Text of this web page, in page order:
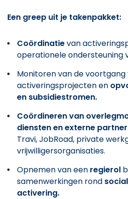
Een greep uit je takenpakket:
Coördinatievan
operationele ondersteuning
Monitoren van de voortgang
activeringsprojecten en
en subsidiestromen.
Coördineren van
diensten en externe
Travi, JobRoad, private
vrijwilligersorganisaties.
Opnemen van een regierol
samenwerkingen rond
activering.